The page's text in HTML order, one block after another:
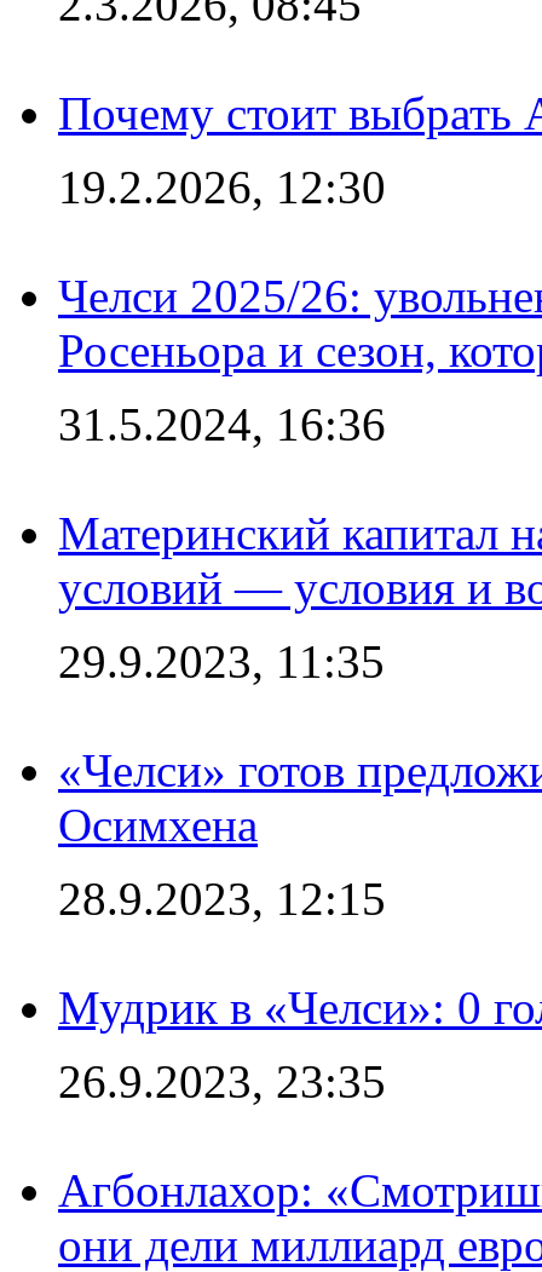
Почему стоит выбрать
19.2.2026, 12:30
Челси 2025/26:
Росеньора и сезон,
31.5.2024, 16:36
Материнский капитал
условий — условия и
29.9.2023, 11:35
«Челси» готов
Осимхена
28.9.2023, 12:15
Мудрик в «Челси»: 0
26.9.2023, 23:35
Агбонлахор:
они дели миллиард